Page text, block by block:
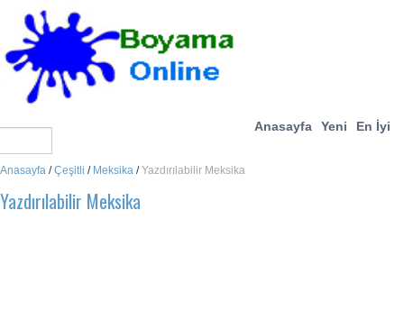
Anasayfa Yeni En İyi
Anasayfa /Çeşitli / Meksika /Yazdırılabilir Meksika
Yazdırılabilir Meksika